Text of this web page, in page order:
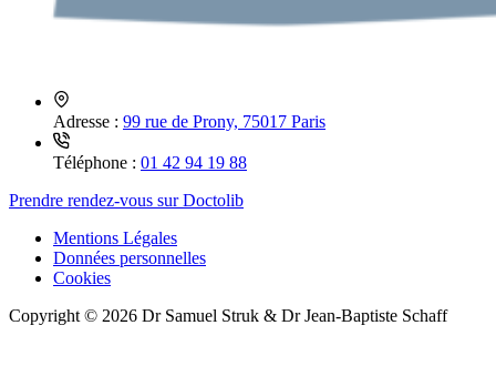
Adresse : 99 rue de Prony, 75017 Paris
Téléphone : 01 42 94 19 88
Prendre rendez-vous sur Doctolib
Mentions Légales
Données personnelles
Cookies
Copyright © 2026 Dr Samuel Struk & Dr Jean-Baptiste Schaff